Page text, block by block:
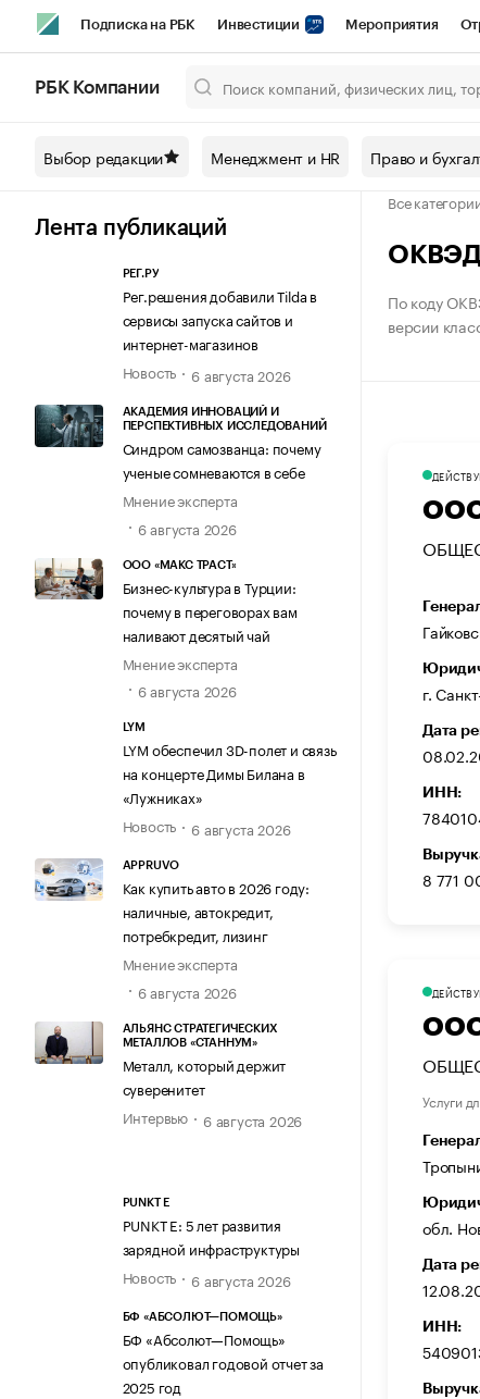
Подписка на РБК Инвестиции Мероприятия
Спецпроекты СПб Конференции СПб Спецпроекты
Технологии и медиа
РБК Компании
Выбор редакции Менеджмент и HR Право и
Лента публикаций
РЕГ.РУ
Рег.решения добавили Tilda в
сервисы запуска сайтов и
интернет-магазинов
Новость
6 августа 2026
АКАДЕМИЯ ИННОВАЦИЙ И
ПЕРСПЕКТИВНЫХ ИССЛЕДОВАНИЙ
Синдром самозванца: почему
ученые сомневаются в себе
Мнение эксперта
6 августа 2026
ООО «МАКС ТРАСТ»
Бизнес-культура в Турции:
почему в переговорах вам
наливают десятый чай
Мнение эксперта
6 августа 2026
LYM
LYM обеспечил 3D-полет и связь
на концерте Димы Билана в
«Лужниках»
Новость
6 августа 2026
APPRUVO
Как купить авто в 2026 году:
наличные, автокредит,
потребкредит, лизинг
Мнение эксперта
6 августа 2026
АЛЬЯНС СТРАТЕГИЧЕСКИХ
МЕТАЛЛОВ «СТАННУМ»
Металл, который держит
суверенитет
Интервью
6 августа 2026
PUNKT E
PUNKT E: 5 лет развития
зарядной инфраструктуры
Новость
6 августа 2026
БФ «АБСОЛЮТ—ПОМОЩЬ»
БФ «Абсолют—Помощь»
опубликовал годовой отчет за
2025 год
Все
ОКВЭД
По коду
версии
ООО
г.
Дата
ИНН:
8 771
Услуги
обл.
Дата
ИНН: